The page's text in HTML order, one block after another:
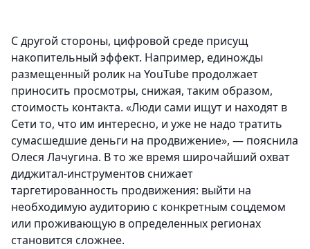
С другой стороны, цифровой среде присущ
накопительный эффект. Например, единожды
размещенный ролик на YouTube продолжает
приносить просмотры, снижая, таким образом,
стоимость контакта. «Люди сами ищут и находят в
Сети то, что им интересно, и уже не надо тратить
сумасшедшие деньги на продвижение», — пояснила
Олеся Лачугина. В то же время широчайший охват
диджитал-инструментов снижает
таргетированность продвижения: выйти на
необходимую аудиторию с конкретным соцдемом
или проживающую в определенных регионах
становится сложнее.